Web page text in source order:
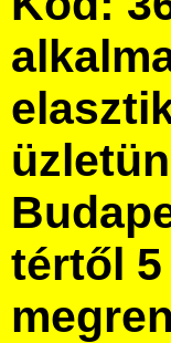
tértől